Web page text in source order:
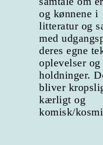
og kønnene i
litteratur og
med
deres egne
oplevelser og
holdninger.
bliver
kærligt og
komisk/